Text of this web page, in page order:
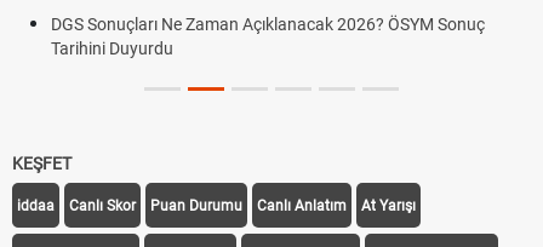
DGS Sonuçları Ne Zaman Açıklanacak 2026? ÖSYM Sonuç
Tarihini Duyurdu
KEŞFET
iddaa Canlı Skor Puan Durumu Canlı Anlatım At Yarışı